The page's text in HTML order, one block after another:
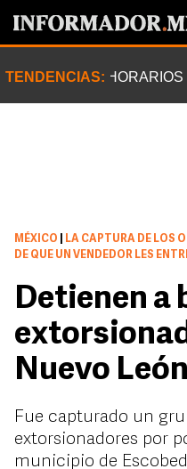
TENDENCIAS:
MÉXICO
LA CAPTURA DE LOS
DE QUE UN VENDEDOR LES
Detienen a
Nuevo León
Fue capturado un
extorsionadores por
municipio de